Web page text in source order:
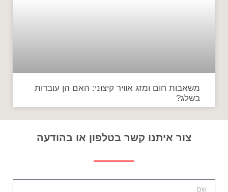
משאבות חום ומזג אוויר קיצוני: האם הן עובדות
בשלג?
צור איתנו קשר בטלפון או בהודעה